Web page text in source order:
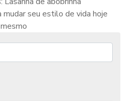
mudar seu estilo de vida hoje
mesmo